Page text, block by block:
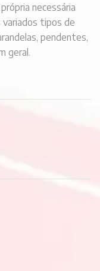
necessária
variados tipos de
pendentes,
geral.